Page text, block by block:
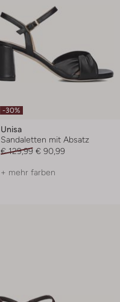
-30%
Unisa
Sandaletten mit Absatz
€ 129,99 € 90,99
+ mehr farben